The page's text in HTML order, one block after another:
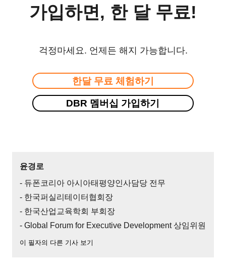
가입하면, 한 달 무료!
걱정마세요. 언제든 해지 가능합니다.
한달 무료 체험하기
DBR 멤버십 가입하기
윤경로
- 듀폰코리아 아시아태평양인사담당 전무
- 한국퍼실리테이터협회장
- 한국산업교육학회 부회장
- Global Forum for Executive Development 상임위원
이 필자의 다른 기사 보기